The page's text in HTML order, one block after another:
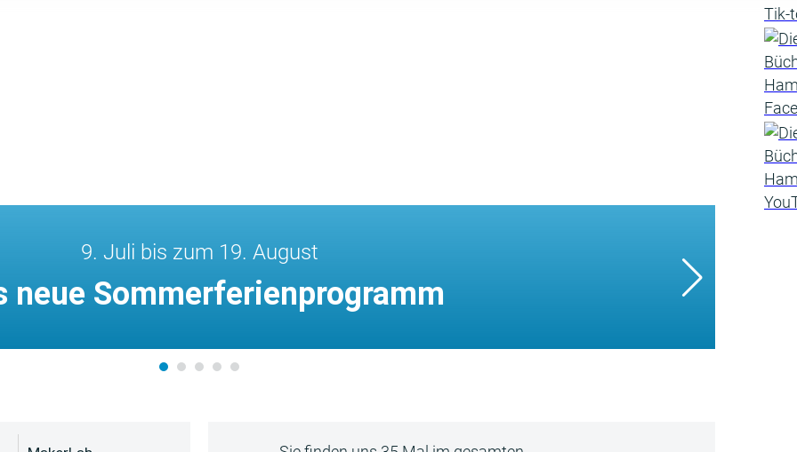
9. Juli bis zum 19. August
neue Sommerferienprogramm